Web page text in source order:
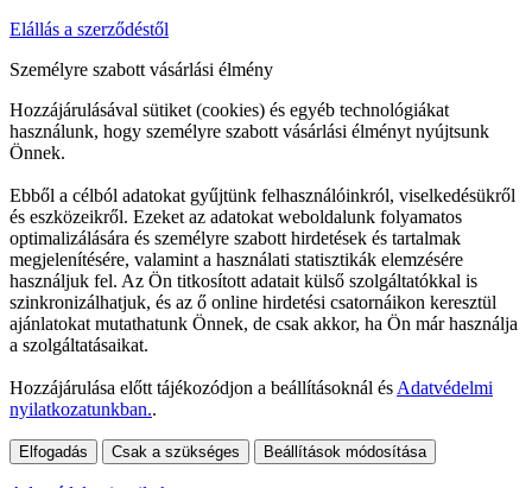
Elállás a szerződéstől
Személyre szabott vásárlási élmény
Hozzájárulásával sütiket (cookies) és egyéb technológiákat
használunk, hogy személyre szabott vásárlási élményt nyújtsunk
Önnek.
Ebből a célból adatokat gyűjtünk felhasználóinkról, viselkedésükről
és eszközeikről. Ezeket az adatokat weboldalunk folyamatos
optimalizálására és személyre szabott hirdetések és tartalmak
megjelenítésére, valamint a használati statisztikák elemzésére
használjuk fel. Az Ön titkosított adatait külső szolgáltatókkal is
szinkronizálhatjuk, és az ő online hirdetési csatornáikon keresztül
ajánlatokat mutathatunk Önnek, de csak akkor, ha Ön már használja
a szolgáltatásaikat.
Hozzájárulása előtt tájékozódjon a beállításoknál és Adatvédelmi
nyilatkozatunkban..
Elfogadás Csak a szükséges Beállítások módosítása